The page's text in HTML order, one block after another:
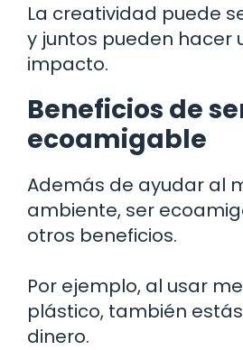
La creatividad puede
y juntos pueden hacer
impacto.
Beneficios de
ecoamigable
Además de ayudar al
ambiente, ser
otros beneficios.
Por ejemplo, al usar
plástico, también
dinero.